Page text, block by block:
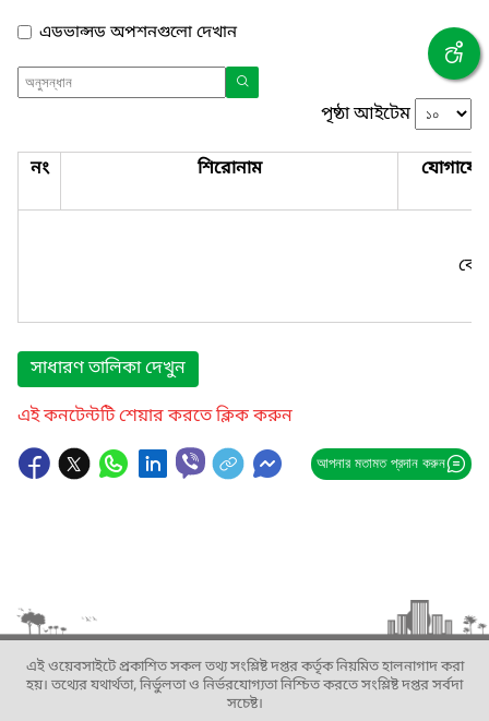
এডভান্সড অপশনগুলো দেখান
পৃষ্ঠা আইটেম
নং শিরোনাম
সাধারণ তালিকা দেখুন
এই কনটেন্টটি শেয়ার করতে ক্লিক করুন
আপনার মতামত প্রদান করুন
এই ওয়েবসাইটে প্রকাশিত সকল তথ্য সংশ্লিষ্ট দপ্তর কর্তৃক নিয়মিত হালনাগাদ করা
হয়। তথ্যের যথার্থতা, নির্ভুলতা ও নির্ভরযোগ্যতা নিশ্চিত করতে সংশ্লিষ্ট দপ্তর সর্বদা
সচেষ্ট।